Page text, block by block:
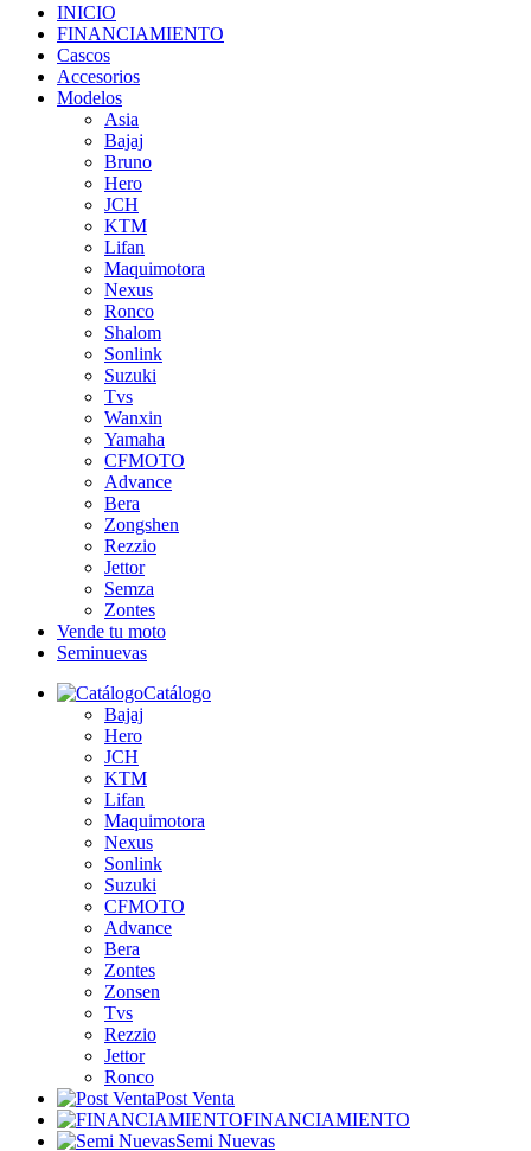
INICIO
FINANCIAMIENTO
Cascos
Accesorios
Modelos
Asia
Bajaj
Bruno
Hero
JCH
KTM
Lifan
Maquimotora
Nexus
Ronco
Shalom
Sonlink
Suzuki
Tvs
Wanxin
Yamaha
CFMOTO
Advance
Bera
Zongshen
Rezzio
Jettor
Semza
Zontes
Vende tu moto
Seminuevas
Catálogo
Bajaj
Hero
JCH
KTM
Lifan
Maquimotora
Nexus
Sonlink
Suzuki
CFMOTO
Advance
Bera
Zontes
Zonsen
Tvs
Rezzio
Jettor
Ronco
Post Venta
FINANCIAMIENTO
Semi Nuevas